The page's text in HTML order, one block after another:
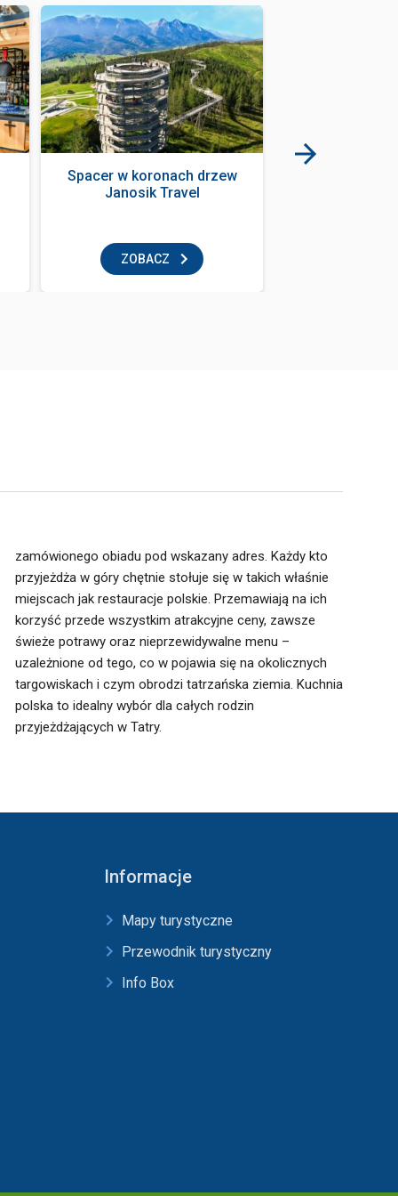
Spacer w koronach drzew
Janosik Travel
ZOBACZ
zamówionego obiadu pod wskazany adres. Każdy kto
przyjeżdża w góry chętnie stołuje się w takich właśnie
miejscach jak restauracje polskie. Przemawiają na ich
korzyść przede wszystkim atrakcyjne ceny, zawsze
świeże potrawy oraz nieprzewidywalne menu –
przyjeżdżających w Tatry.
Informacje
Mapy turystyczne
Przewodnik turystyczny
Info Box